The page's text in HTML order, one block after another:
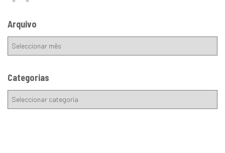
Arquivo
Categorias